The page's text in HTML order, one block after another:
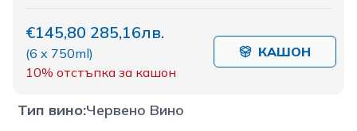
€145,80 285,16лв.
(6 x 750ml)
10% отстъпка за кашон
КАШОН
Тип вино:Червено Вино